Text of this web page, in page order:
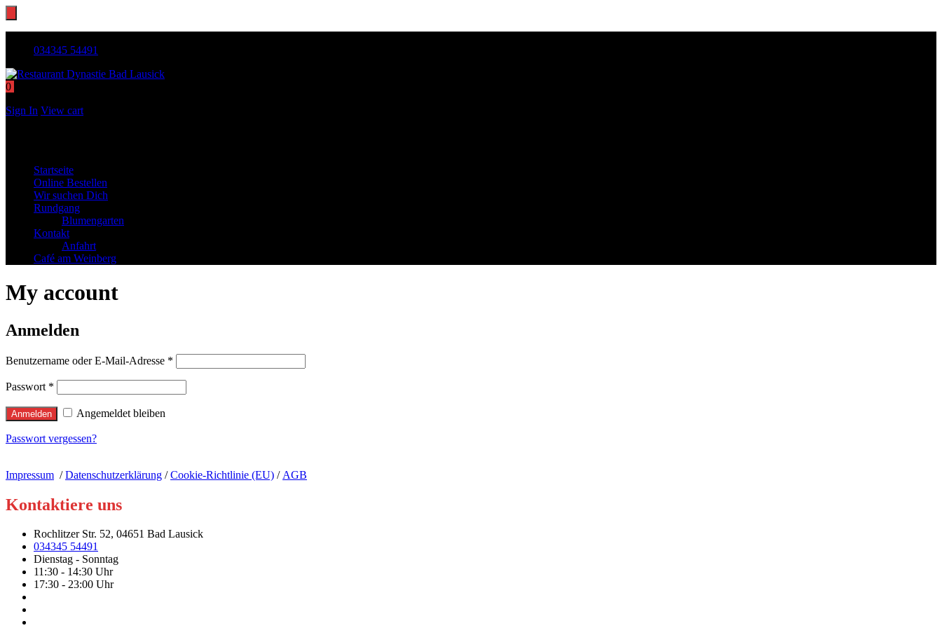
034345 54491
0
Sign In View cart
Startseite
Online Bestellen
Wir suchen Dich
Rundgang
Blumengarten
Kontakt
Anfahrt
Café am Weinberg
My account
Anmelden
Benutzername oder E-Mail-Adresse *
Passwort *
Anmelden Angemeldet bleiben
Passwort vergessen?
Impressum /Datenschutzerklärung /Cookie-Richtlinie (EU) / AGB
Kontaktiere uns
Rochlitzer Str. 52, 04651 Bad Lausick
034345 54491
Dienstag - Sonntag
11:30 - 14:30 Uhr
17:30 - 23:00 Uhr